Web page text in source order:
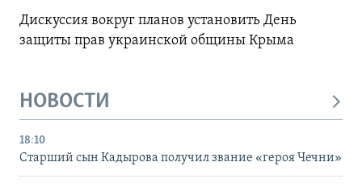
Дискуссия вокруг планов установить День
защиты прав украинской общины Крыма
НОВОСТИ
18:10
Старший сын Кадырова получил звание «героя Чечни»